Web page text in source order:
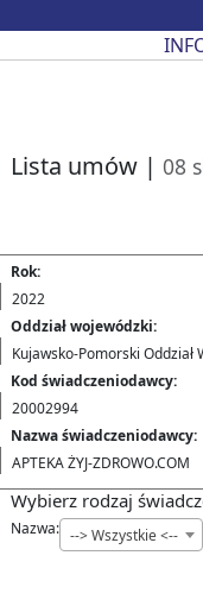
Przejdź do strony głównej
Lista umów | 08
Rok:
2022
Oddział wojewódzki:
Kujawsko-Pomorski
Kod świadczeniodawcy:
20002994
Nazwa świadczeniodawcy:
APTEKA ŻYJ-ZDROWO.COM
Wybierz rodzaj
Nazwa: --> Wszystkie <--